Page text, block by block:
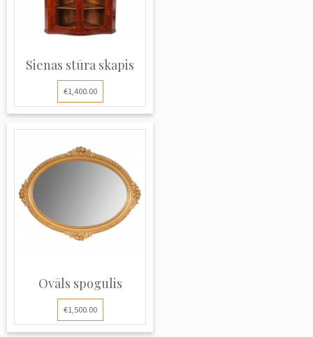
Sienas stūra skapis
€1,400.00
Ovāls spogulis
€1,500.00